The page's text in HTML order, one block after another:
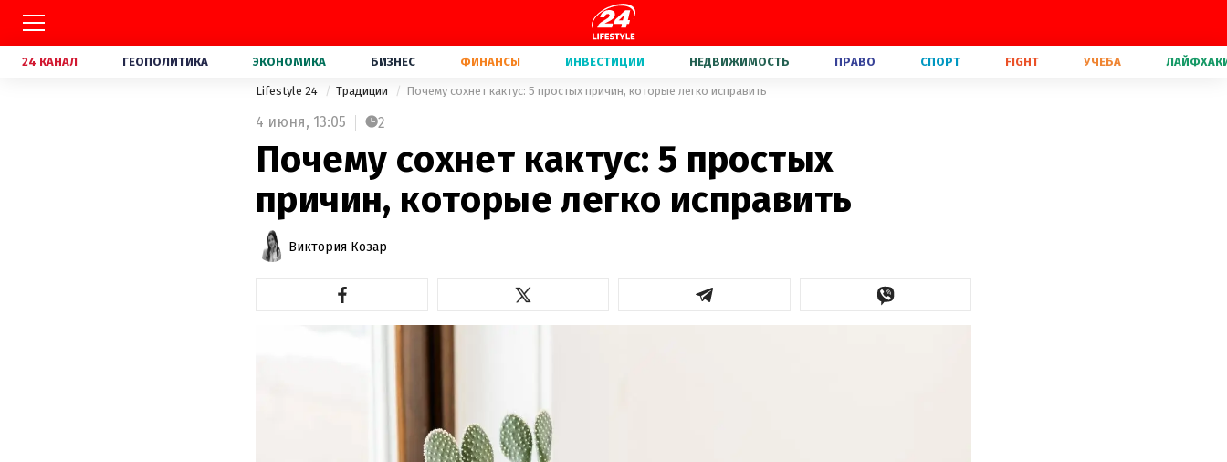
24 КАНАЛ ГЕОПОЛИТИКА ЭКОНОМИКА БИЗНЕС ФИНАНСЫ ИНВЕСТИЦИИ НЕДВИЖИМОСТЬ ПРАВО СПОРТ FIGHT УЧЕБА
Lifestyle 24 Традиции Почему сохнет кактус: 5 простых причин, которые легко исправить
4 июня, 13:05 2
Почему сохнет кактус: 5 простых
причин, которые легко исправить
Виктория Козар